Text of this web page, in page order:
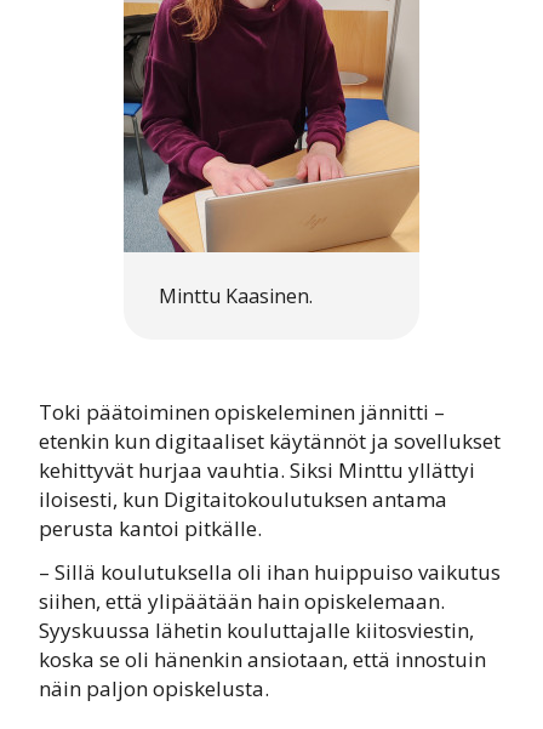
Minttu Kaasinen.
Toki päätoiminen opiskeleminen jännitti –
etenkin kun digitaaliset käytännöt ja sovellukset
kehittyvät hurjaa vauhtia. Siksi Minttu yllättyi
iloisesti, kun Digitaitokoulutuksen antama
perusta kantoi pitkälle.
– Sillä koulutuksella oli ihan huippuiso vaikutus
siihen, että ylipäätään hain opiskelemaan.
Syyskuussa lähetin kouluttajalle kiitosviestin,
koska se oli hänenkin ansiotaan, että innostuin
näin paljon opiskelusta.